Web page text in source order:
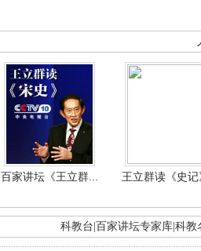
百家讲坛《王立群... 王立群读《史
科教台 百家讲坛专家库 科教